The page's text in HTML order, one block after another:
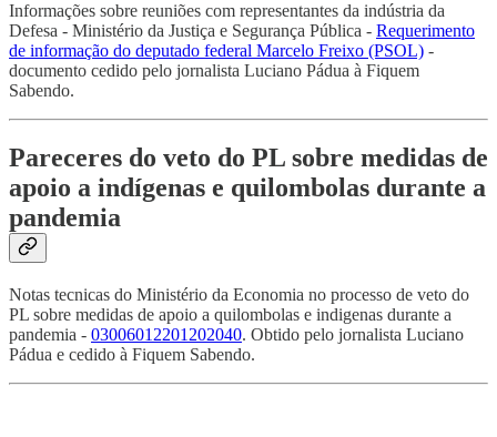
Informações sobre reuniões com representantes da indústria da
Defesa - Ministério da Justiça e Segurança Pública - Requerimento
de informação do deputado federal Marcelo Freixo (PSOL) -
documento cedido pelo jornalista Luciano Pádua à Fiquem
Sabendo.
Pareceres do veto do PL sobre medidas de
apoio a indígenas e quilombolas durante a
pandemia
Notas tecnicas do Ministério da Economia no processo de veto do
PL sobre medidas de apoio a quilombolas e indigenas durante a
pandemia - 03006012201202040. Obtido pelo jornalista Luciano
Pádua e cedido à Fiquem Sabendo.